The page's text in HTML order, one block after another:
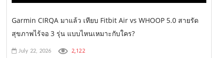
Garmin CIRQA มาแล้ว เทียบ Fitbit Air vs WHOOP 5.0 สายรัด
สุขภาพไร้จอ 3 รุ่น แบบไหนเหมาะกับใคร?
July 22, 2026 2,122